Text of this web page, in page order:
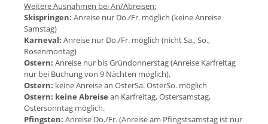
Weitere Ausnahmen bei An/Abreisen:
Skispringen: Anreise nur Do./Fr. möglich (keine Anreise
Samstag)
Karneval: Anreise nur Do./Fr. möglich (nicht Sa., So.,
Rosenmontag)
Ostern: Anreise nur bis Gründonnerstag (Anreise Karfreitag
nur bei Buchung von 9 Nächten möglich),
Ostern: keine Anreise an OsterSa. OsterSo. möglich
Ostern: keine Abreise an Karfreitag, Ostersamstag,
Ostersonntag möglich.
Pfingsten: Anreise Do./Fr. (Anreise am Pfingstsamstag ist nur